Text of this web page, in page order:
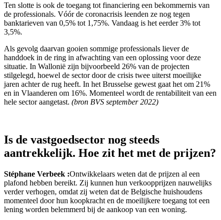
Ten slotte is ook de toegang tot financiering een bekommernis van
de professionals. Vóór de coronacrisis leenden ze nog tegen
banktarieven van 0,5% tot 1,75%. Vandaag is het eerder 3% tot
3,5%.
Als gevolg daarvan gooien sommige professionals liever de
handdoek in de ring in afwachting van een oplossing voor deze
situatie. In Wallonië zijn bijvoorbeeld 26% van de projecten
stilgelegd, hoewel de sector door de crisis twee uiterst moeilijke
jaren achter de rug heeft. In het Brusselse gewest gaat het om 21%
en in Vlaanderen om 16%. Momenteel wordt de rentabiliteit van een
hele sector aangetast. (bron BVS september 2022)
Is de vastgoedsector nog steeds
aantrekkelijk. Hoe zit het met de prijzen?
Stéphane Verbeek :Ontwikkelaars weten dat de prijzen al een
plafond hebben bereikt. Zij kunnen hun verkoopprijzen nauwelijks
verder verhogen, omdat zij weten dat de Belgische huishoudens
momenteel door hun koopkracht en de moeilijkere toegang tot een
lening worden belemmerd bij de aankoop van een woning.